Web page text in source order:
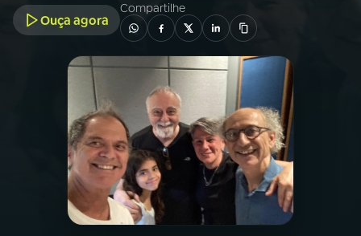
A RÁDIO
PROGRAMAÇÃO
PROGRAMAS
PODCASTS
VIDEOCASTS
Ouça agora
Compartilhe